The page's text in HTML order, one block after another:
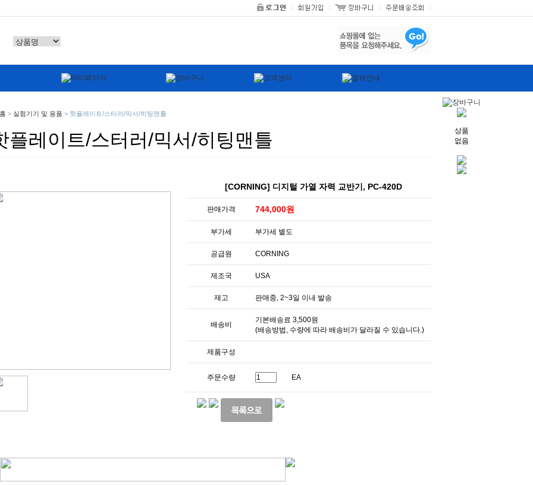
홈 > 실험기기 및 용품 > 핫플레이트/스터러/믹서/히팅맨틀
플레이트/스터러/믹서/히팅맨틀
[CORNING] 디지털 가열 자력 교반기, PC-420D
판매가격 744,000원
부가세 부가세 별도
공급원 CORNING
제조국 USA
재고 판매중, 2~3일 이내 발송
배송비
기본배송료 3,500원
(배송방법, 수량에 따라 배송비가 달라질 수 있습니다.)
제품구성
주문수량 EA
상품
없음